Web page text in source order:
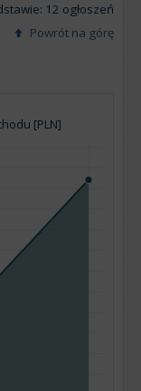
12 ogłoszeń
Powrót na górę
[PLN]